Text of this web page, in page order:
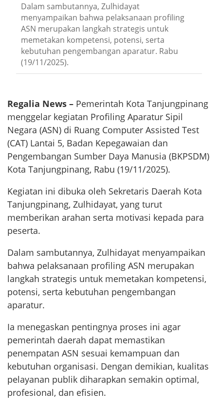
Dalam sambutannya, Zulhidayat
menyampaikan bahwa pelaksanaan profiling
ASN merupakan langkah strategis untuk
memetakan kompetensi, potensi, serta
kebutuhan pengembangan aparatur. Rabu
(19/11/2025).
Regalia News – Pemerintah Kota Tanjungpinang
menggelar kegiatan Profiling Aparatur Sipil
Negara (ASN) di Ruang Computer Assisted Test
(CAT) Lantai 5, Badan Kepegawaian dan
Pengembangan Sumber Daya Manusia (BKPSDM)
Kota Tanjungpinang, Rabu (19/11/2025).
Kegiatan ini dibuka oleh Sekretaris Daerah Kota
Tanjungpinang, Zulhidayat, yang turut
memberikan arahan serta motivasi kepada para
peserta.
Dalam sambutannya, Zulhidayat menyampaikan
bahwa pelaksanaan profiling ASN merupakan
langkah strategis untuk memetakan kompetensi,
potensi, serta kebutuhan pengembangan
aparatur.
Ia menegaskan pentingnya proses ini agar
pemerintah daerah dapat memastikan
penempatan ASN sesuai kemampuan dan
kebutuhan organisasi. Dengan demikian, kualitas
pelayanan publik diharapkan semakin optimal,
profesional, dan efisien.